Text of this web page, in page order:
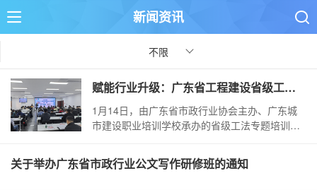
 新闻资讯 
不限
下拉刷新 赋能行业升级：广东省工程建设省级工法首期专题培训在穗举办
1月14日，由广东省市政行业协会主办、广东城
市建设职业培训学校承办的省级工法专题培训
技术提升需求，通过理论授课和经验交流，为工
程建设行业高质量发展注入新动能，...
关于举办广东省市政行业公文写作研修班的通知